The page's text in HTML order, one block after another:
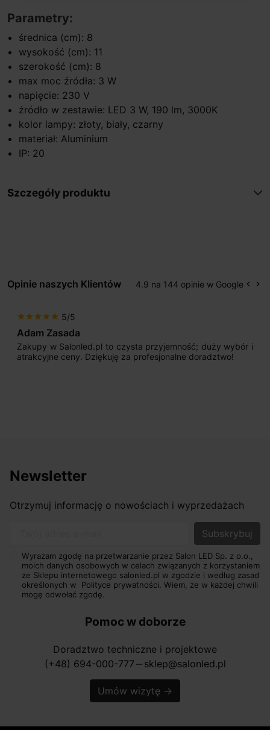
Parametry:
średnica (cm): 8
wysokość (cm): 11
szerokość (cm): 8
max moc źródła: 3 W
napięcie: 230 V
źródło w zestawie: LED 3 W, 190 lm, 3000K
kolor lampy: złoty, biały, czarny
materiał: Aluminium
IP: 20
Szczegóły produktu
Opinie naszych Klientów 4.9 na 144 opinie w Google keyboard_arrow_left keyboard_arrow_right
star star star star star 5/5
Adam Zasada
Zakupy w Salonled.pl to czysta przyjemność; duży wybór i
atrakcyjne ceny. Dziękuję za profesjonalne doradztwo!
Newsletter
Otrzymuj informację o nowościach i wyprzedażach
Wyrażam zgodę na przetwarzanie przez Salon LED Sp. z o.o.,
moich danych osobowych w celach związanych z korzystaniem
ze Sklepu internetowego salonled.pl w zgodzie i według zasad
określonych w Polityce prywatności. Wiem, że w każdej chwili
mogę odwołać zgodę.
Pomoc w doborze
Doradztwo techniczne i projektowe
(+48) 694-000-777 horizontal_rule sklep@salonled.pl
Umów wizytę →